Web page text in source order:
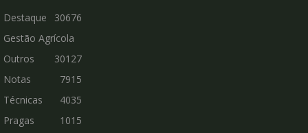
Destaque
30676
Gestão Agrícola
30127
Outros
7915
Notas
Técnicas
4035
Pragas
1015